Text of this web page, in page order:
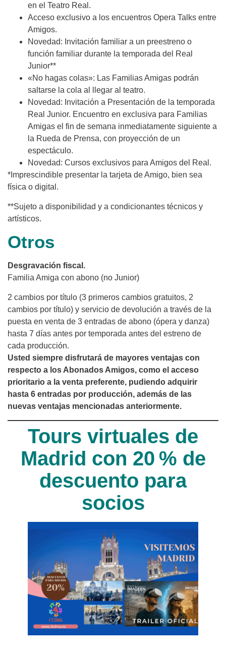
en el Teatro Real.
Acceso exclusivo a los encuentros Opera Talks entre
Amigos.
Novedad: Invitación familiar a un preestreno o
función familiar durante la temporada del Real
Junior**
«No hagas colas»: Las Familias Amigas podrán
saltarse la cola al llegar al teatro.
Novedad: Invitación a Presentación de la temporada
Real Junior. Encuentro en exclusiva para Familias
Amigas el fin de semana inmediatamente siguiente a
la Rueda de Prensa, con proyección de un
espectáculo.
Novedad: Cursos exclusivos para Amigos del Real.
*Imprescindible presentar la tarjeta de Amigo, bien sea
física o digital.
**Sujeto a disponibilidad y a condicionantes técnicos y
artísticos.
Otros
Desgravación fiscal.
Familia Amiga con abono (no Junior)
2 cambios por título (3 primeros cambios gratuitos, 2
cambios por título) y servicio de devolución a través de la
puesta en venta de 3 entradas de abono (ópera y danza)
hasta 7 días antes por temporada antes del estreno de
cada producción.
Usted siempre disfrutará de mayores ventajas con
respecto a los Abonados Amigos, como el acceso
prioritario a la venta preferente, pudiendo adquirir
hasta 6 entradas por producción, además de las
nuevas ventajas mencionadas anteriormente.
Tours virtuales de
Madrid con 20 % de
descuento para
socios